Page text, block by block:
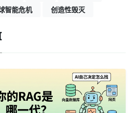
智能危机 创造性毁灭